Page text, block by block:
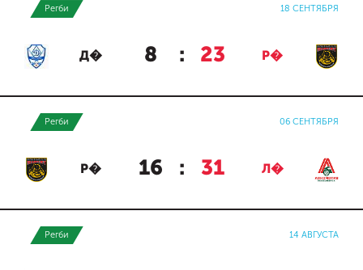
Регби 18 СЕНТЯБРЯ
Д� 8 : 23 Р�
Регби 06 СЕНТЯБРЯ
Р� 16 : 31 Л�
Регби 14 АВГУСТА